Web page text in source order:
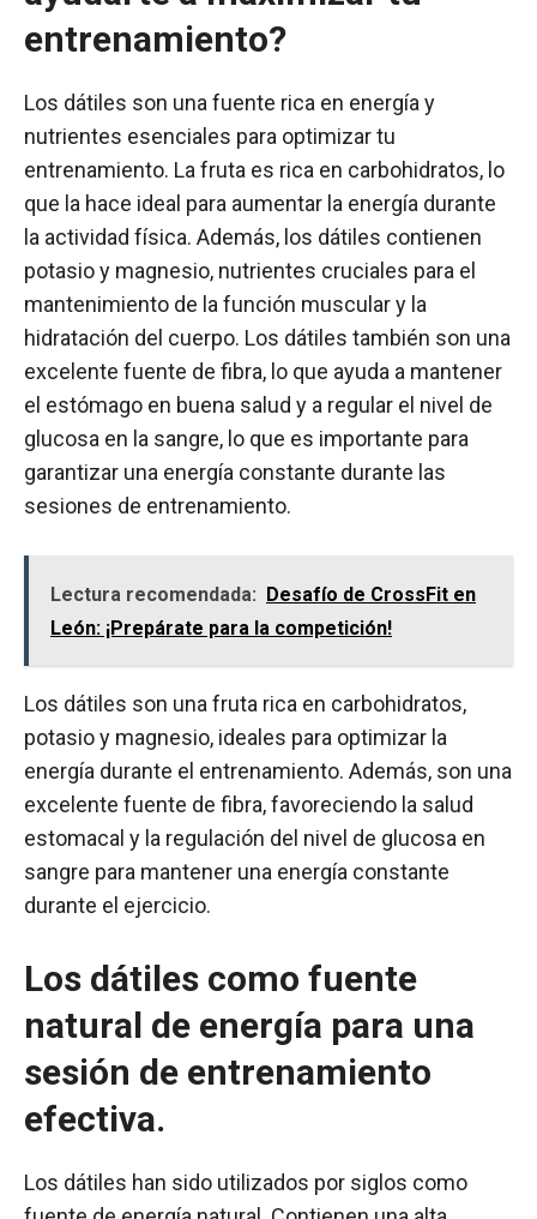
entrenamiento?
Los dátiles son una fuente rica en energía y
nutrientes esenciales para optimizar tu
entrenamiento. La fruta es rica en carbohidratos, lo
que la hace ideal para aumentar la energía durante
la actividad física. Además, los dátiles contienen
potasio y magnesio, nutrientes cruciales para el
mantenimiento de la función muscular y la
hidratación del cuerpo. Los dátiles también son una
excelente fuente de fibra, lo que ayuda a mantener
el estómago en buena salud y a regular el nivel de
glucosa en la sangre, lo que es importante para
garantizar una energía constante durante las
sesiones de entrenamiento.
Lectura recomendada: Desafío de CrossFit en
León: ¡Prepárate para la competición!
Los dátiles son una fruta rica en carbohidratos,
potasio y magnesio, ideales para optimizar la
energía durante el entrenamiento. Además, son una
excelente fuente de fibra, favoreciendo la salud
estomacal y la regulación del nivel de glucosa en
sangre para mantener una energía constante
durante el ejercicio.
Los dátiles como fuente
natural de energía para una
sesión de entrenamiento
efectiva.
Los dátiles han sido utilizados por siglos como